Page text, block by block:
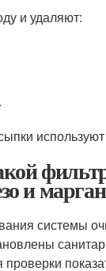
и удаляют:
и
системы
проверки